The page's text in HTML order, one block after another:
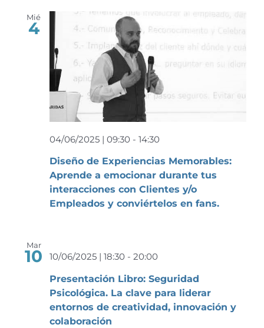
Mié
4
Diseño de Experiencias Memorables:
Aprende a emocionar durante tus
interacciones con Clientes y/o
Empleados y conviértelos en fans.
04/06/2025 | 09:30 - 14:30
Mar
10
Presentación Libro: Seguridad
Psicológica. La clave para liderar
entornos de creatividad, innovación y
colaboración
10/06/2025 | 18:30 - 20:00